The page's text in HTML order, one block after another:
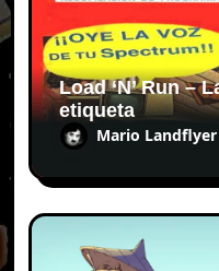
Load ‘N’ Run –
etiqueta
Mario Landflyer